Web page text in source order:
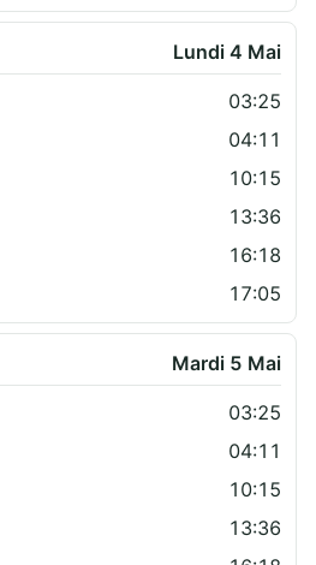
Lundi 4 Mai
03:25
04:11
10:15
13:36
16:18
17:05
Mardi 5 Mai
03:25
04:11
10:15
13:36